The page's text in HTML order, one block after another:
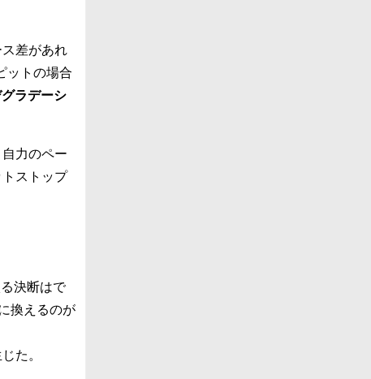
差があれ
ットの場合
ラデーシ
力のペー
ストップ
決断はで
換えるのが
た。